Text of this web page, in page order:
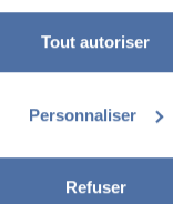
Tout autoriser
Personnaliser
Refuser